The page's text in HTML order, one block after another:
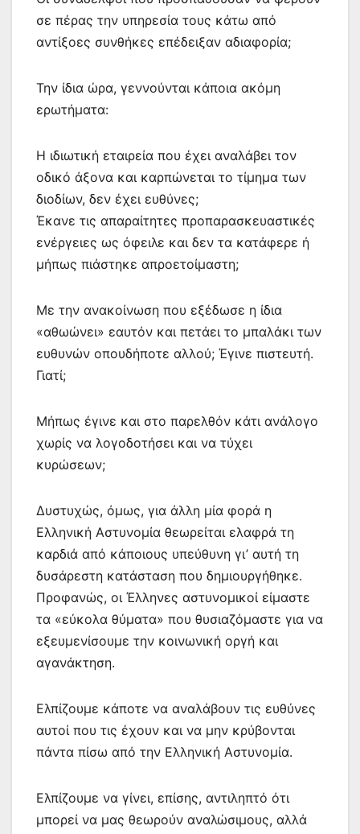
σε πέρας την υπηρεσία τους κάτω από
αντίξοες συνθήκες επέδειξαν αδιαφορία;
Την ίδια ώρα, γεννούνται κάποια ακόμη
ερωτήματα:
Η ιδιωτική εταιρεία που έχει αναλάβει τον
οδικό άξονα και καρπώνεται το τίμημα των
διοδίων, δεν έχει ευθύνες;
Έκανε τις απαραίτητες προπαρασκευαστικές
ενέργειες ως όφειλε και δεν τα κατάφερε ή
μήπως πιάστηκε απροετοίμαστη;
Με την ανακοίνωση που εξέδωσε η ίδια
«αθωώνει» εαυτόν και πετάει το μπαλάκι των
ευθυνών οπουδήποτε αλλού; Έγινε πιστευτή.
Γιατί;
Μήπως έγινε και στο παρελθόν κάτι ανάλογο
χωρίς να λογοδοτήσει και να τύχει
κυρώσεων;
Δυστυχώς, όμως, για άλλη μία φορά η
Ελληνική Αστυνομία θεωρείται ελαφρά τη
καρδιά από κάποιους υπεύθυνη γι’ αυτή τη
δυσάρεστη κατάσταση που δημιουργήθηκε.
Προφανώς, οι Έλληνες αστυνομικοί είμαστε
τα «εύκολα θύματα» που θυσιαζόμαστε για να
εξευμενίσουμε την κοινωνική οργή και
αγανάκτηση.
Ελπίζουμε κάποτε να αναλάβουν τις ευθύνες
αυτοί που τις έχουν και να μην κρύβονται
πάντα πίσω από την Ελληνική Αστυνομία.
Ελπίζουμε να γίνει, επίσης, αντιληπτό ότι
μπορεί να μας θεωρούν αναλώσιμους, αλλά